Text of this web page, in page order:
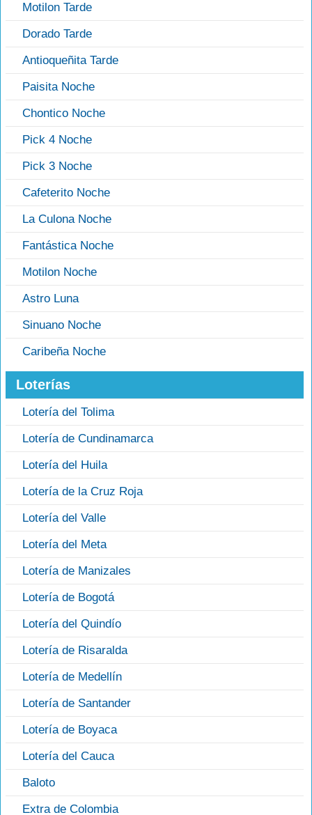
Motilon Tarde
Dorado Tarde
Antioqueñita Tarde
Paisita Noche
Chontico Noche
Pick 4 Noche
Pick 3 Noche
Cafeterito Noche
La Culona Noche
Fantástica Noche
Motilon Noche
Astro Luna
Sinuano Noche
Caribeña Noche
Loterías
Lotería del Tolima
Lotería de Cundinamarca
Lotería del Huila
Lotería de la Cruz Roja
Lotería del Valle
Lotería del Meta
Lotería de Manizales
Lotería de Bogotá
Lotería del Quindío
Lotería de Risaralda
Lotería de Medellín
Lotería de Santander
Lotería de Boyaca
Lotería del Cauca
Baloto
Extra de Colombia